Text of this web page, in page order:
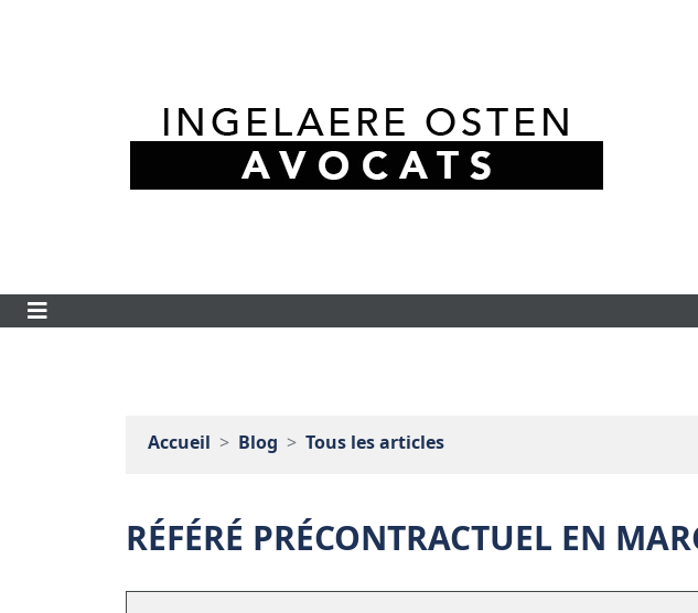
Accueil Blog Tous les articles
RÉFÉRÉ PRÉCONTRACTUEL EN